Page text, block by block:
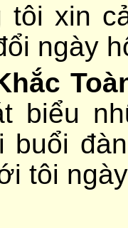
tôi xin
ngày
biểu
buổi
tôi